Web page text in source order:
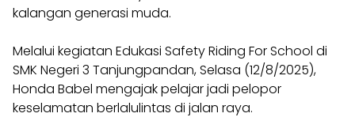
kalangan generasi muda.
Melalui kegiatan Edukasi Safety Riding For School di
SMK Negeri 3 Tanjungpandan, Selasa (12/8/2025),
Honda Babel mengajak pelajar jadi pelopor
keselamatan berlalulintas di jalan raya.